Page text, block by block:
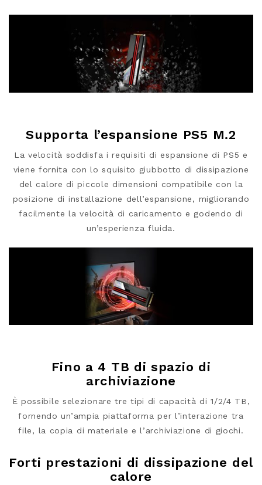
Supporta l’espansione PS5 M.2
La velocità soddisfa i requisiti di espansione di PS5 e
viene fornita con lo squisito giubbotto di dissipazione
del calore di piccole dimensioni compatibile con la
posizione di installazione dell’espansione, migliorando
facilmente la velocità di caricamento e godendo di
un’esperienza fluida.
Fino a 4 TB di spazio di
archiviazione
È possibile selezionare tre tipi di capacità di 1/2/4 TB,
fornendo un’ampia piattaforma per l’interazione tra
file, la copia di materiale e l’archiviazione di giochi.
Forti prestazioni di dissipazione del
calore